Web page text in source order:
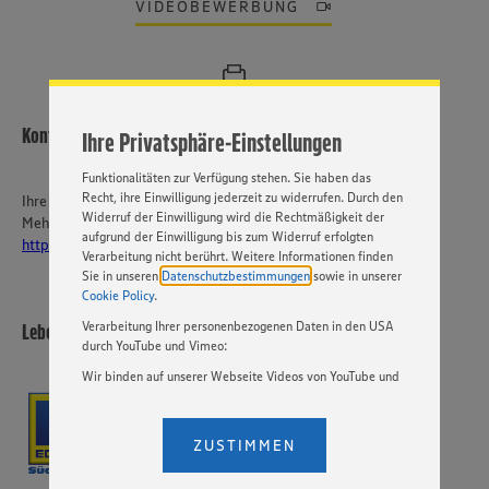
Ihre Privatsphäre-Einstellungen
ermöglichen. Wir verwenden Ihre Daten, um unsere
Cookies und anderer Technologien ist freiwillig und kann
„EINSTELLUNGEN ÄNDERN”. Bitte beachten Sie, dass auf
Basis Ihrer Einstellungen ggf. nicht mehr alle
Funktionalitäten zur Verfügung stehen. Sie haben das
Recht, ihre Einwilligung jederzeit zu widerrufen. Durch den
Widerruf der Einwilligung wird die Rechtmäßigkeit der
aufgrund der Einwilligung bis zum Widerruf erfolgten
Verarbeitung nicht berührt. Weitere Informationen finden
Sie in unseren Datenschutzbestimmungen sowie in unserer
Cookie Policy.
Verarbeitung Ihrer personenbezogenen Daten in den USA
durch YouTube und Vimeo:
Wir binden auf unserer Webseite Videos von YouTube und
Einstellungen bezüglich YouTube und Vimeo zu ändern,
ein, dass Ihre Daten (IP-Adresse, Zeitstempel, ggf.
Nutzerverhalten auf unserer Webseite) an die Anbieter der
ZUSTIMMEN
VIDEOBEWERBUNG
Kontakt
Ihre Ansprechperson
Mehr über EDEKA Südwest:
https://karriere-edeka.de/
Lebensmittelmärkte Alois Bruder e.K.